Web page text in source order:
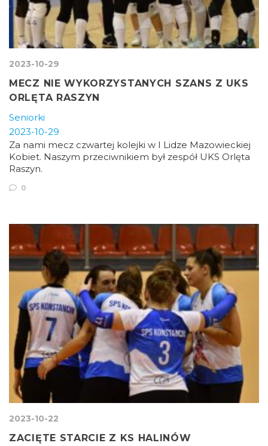
2023-10-29
MECZ NIE WYKORZYSTANYCH SZANS Z UKS
ORLĘTA RASZYN
Seniorki
2023-10-29
Za nami mecz czwartej kolejki w I Lidze Mazowieckiej
Kobiet. Naszym przeciwnikiem był zespół UKS Orlęta
Raszyn.
0
2023-10-22
ZACIĘTE STARCIE Z KS HALINÓW